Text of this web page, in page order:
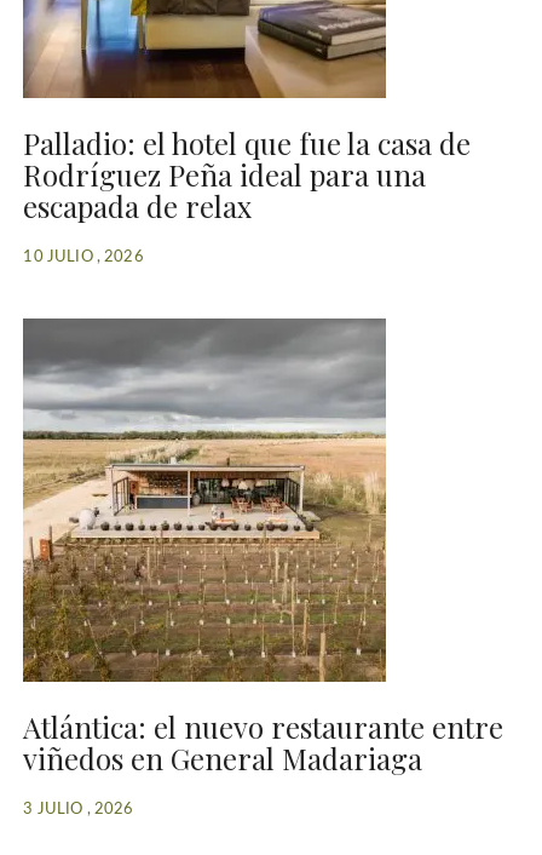
Palladio: el hotel que fue la casa de
Rodríguez Peña ideal para una
escapada de relax
10 JULIO , 2026
Atlántica: el nuevo restaurante entre
viñedos en General Madariaga
3 JULIO , 2026